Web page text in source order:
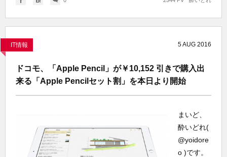
IT情報 5AUG 2016
ドコモ、「Apple Pencil」が￥10,152 引きで購入出
来る「Apple Pencilセット割」を本日より開始
まいど、
酔いどれ(
@yoidore
o )です。